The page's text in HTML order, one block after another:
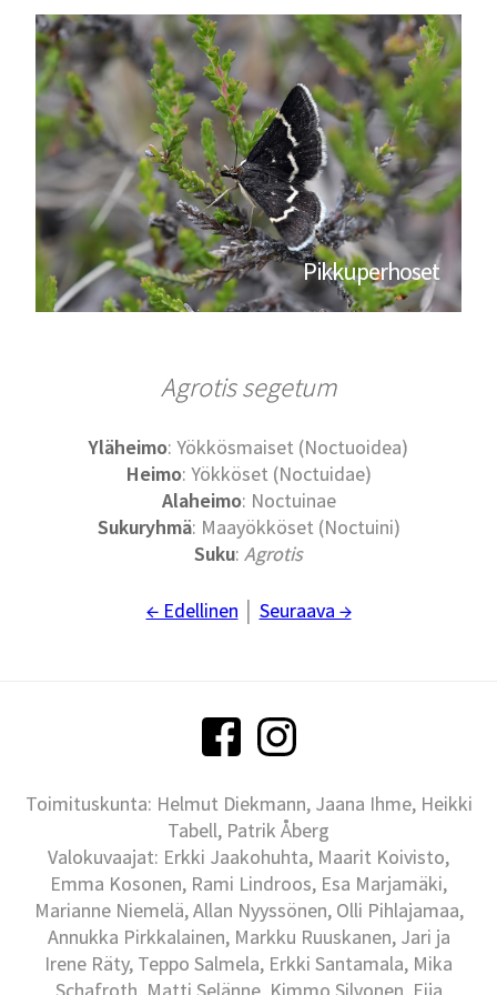
Pikkuperhoset
Agrotis segetum
Yläheimo: Yökkösmaiset (Noctuoidea)
Heimo: Yökköset (Noctuidae)
Alaheimo: Noctuinae
Sukuryhmä: Maayökköset (Noctuini)
Suku: Agrotis
← Edellinen Seuraava →
Toimituskunta: Helmut Diekmann, Jaana Ihme, Heikki
Tabell, Patrik Åberg
Valokuvaajat: Erkki Jaakohuhta, Maarit Koivisto,
Emma Kosonen, Rami Lindroos, Esa Marjamäki,
Marianne Niemelä, Allan Nyyssönen, Olli Pihlajamaa,
Annukka Pirkkalainen, Markku Ruuskanen, Jari ja
Irene Räty, Teppo Salmela, Erkki Santamala, Mika